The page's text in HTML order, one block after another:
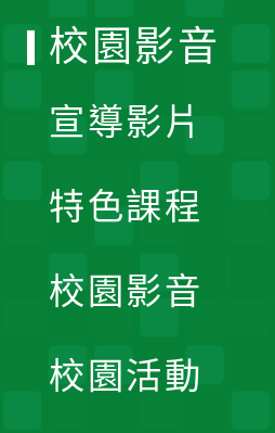
校園影音
宣導影片
特色課程
校園影音
校園活動